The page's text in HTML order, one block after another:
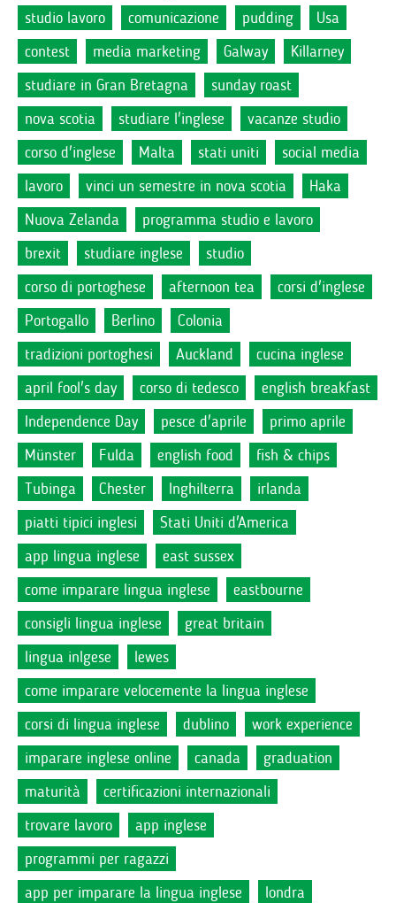
studio lavoro
comunicazione pudding
Usa
contest
media marketing Galway
Killarney
studiare in Gran Bretagna
sunday roast
nova scotia
studiare l'inglese
vacanze studio
corso d'inglese
Malta stati uniti
social media
lavoro
vinci un semestre in nova scotia
Haka
Nuova Zelanda
programma studio e lavoro
brexit
studiare inglese
studio
corso di portoghese
afternoon tea
corsi d'inglese
Portogallo
Berlino
Colonia
tradizioni portoghesi
Auckland
cucina inglese
april fool's day
corso di tedesco
english breakfast
Independence Day
pesce d'aprile
primo aprile
Münster
Fulda english food
fish & chips
Tubinga
Chester Inghilterra
irlanda
piatti tipici inglesi
Stati Uniti d'America
app lingua inglese
east sussex
come imparare lingua inglese
eastbourne
consigli lingua inglese
great britain
lingua inlgese
lewes
come imparare velocemente la lingua inglese
corsi di lingua inglese
dublino
work experience
imparare inglese online
canada
graduation
maturità
certificazioni internazionali
trovare lavoro
app inglese
programmi per ragazzi
app per imparare la lingua inglese
londra